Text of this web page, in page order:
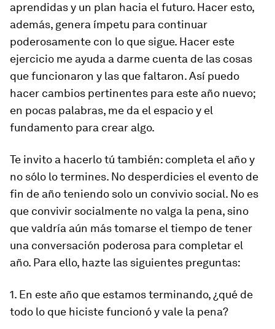
aprendidas y un plan hacia el futuro. Hacer esto,
además, genera ímpetu para continuar
poderosamente con lo que sigue. Hacer este
ejercicio me ayuda a darme cuenta de las cosas
que funcionaron y las que faltaron. Así puedo
hacer cambios pertinentes para este año nuevo;
en pocas palabras, me da el espacio y el
fundamento para crear algo.
Te invito a hacerlo tú también: completa el año y
no sólo lo termines. No desperdicies el evento de
fin de año teniendo solo un convivio social. No es
que convivir socialmente no valga la pena, sino
que valdría aún más tomarse el tiempo de tener
una conversación poderosa para completar el
año. Para ello, hazte las siguientes preguntas:
1. En este año que estamos terminando, ¿qué de
todo lo que hiciste funcionó y vale la pena?